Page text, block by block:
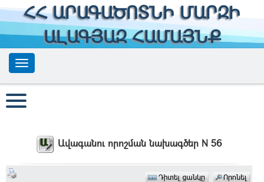
ՀՀ ԱՐԱԳԱԾՈՏՆԻ ՄԱՐԶԻ
ԱԼԱԳՅԱԶ ՀԱՄԱՅՆՔ
Ավագանու որոշման նախագծեր N 56